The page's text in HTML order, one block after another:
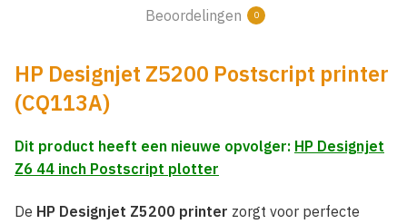
Beoordelingen
0
HP Designjet Z5200 Postscript printer
(CQ113A)
Dit product heeft een nieuwe opvolger: HP Designjet
Z6 44 inch Postscript plotter
De HP Designjet Z5200 printer zorgt voor perfecte